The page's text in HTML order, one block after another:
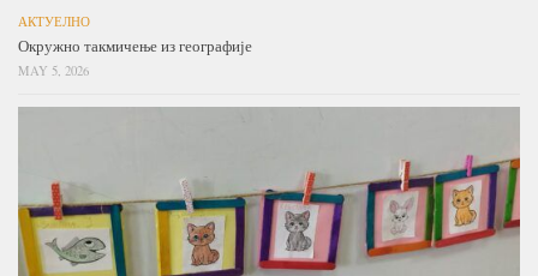
АКТУЕЛНО
Окружно такмичење из географије
MAY 5, 2026